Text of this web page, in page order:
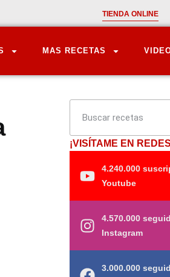
TIENDA ONLINE
MAS RECETAS
¡VISÍTAME EN
4.240.000
Youtube
4.570.000
Instagram
3.000.000